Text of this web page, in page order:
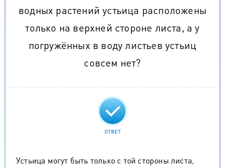
водных растений устьица расположены
только на верхней стороне листа, а у
погружённых в воду листьев устьиц
совсем нет?
ОТВЕТ
Устьица могут быть только с той стороны листа,